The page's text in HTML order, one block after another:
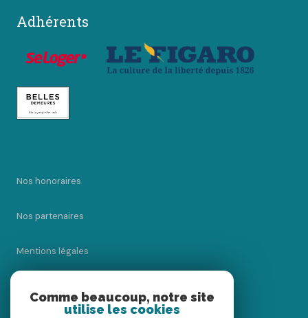
Adhérents
Nos honoraires
Nos partenaires
Mentions légales
Comme beaucoup, notre site
utilise les cookies